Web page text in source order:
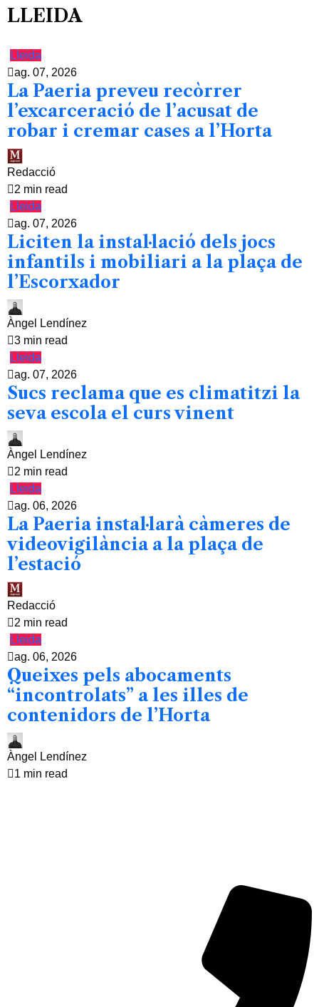
LLEIDA
Lleida
ag. 07, 2026
La Paeria preveu recòrrer
l’excarceració de l’acusat de
robar i cremar cases a l’Horta
Redacció
2 min read
Lleida
ag. 07, 2026
Liciten la instal·lació dels jocs
infantils i mobiliari a la plaça de
l’Escorxador
Àngel Lendínez
3 min read
Lleida
ag. 07, 2026
Sucs reclama que es climatitzi la
seva escola el curs vinent
Àngel Lendínez
2 min read
Lleida
ag. 06, 2026
La Paeria instal·larà càmeres de
videovigilància a la plaça de
l’estació
Redacció
2 min read
Lleida
ag. 06, 2026
Queixes pels abocaments
“incontrolats” a les illes de
contenidors de l’Horta
Àngel Lendínez
1 min read